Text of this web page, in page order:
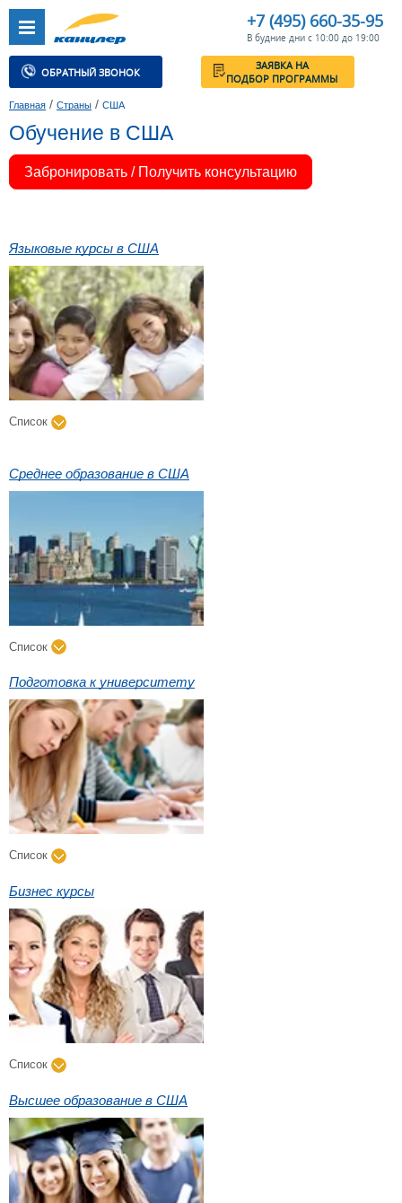
+7 (495) 660-35-95
В будние дни с 10:00 до 19:00
ОБРАТНЫЙ ЗВОНОК
ЗАЯВКА НА
ПОДБОР ПРОГРАММЫ
Главная / Страны / США
Обучение в США
Забронировать / Получить консультацию
Языковые курсы в США
Список
Среднее образование в США
Список
Подготовка к университету
Список
Бизнес курсы
Список
Высшее образование в США